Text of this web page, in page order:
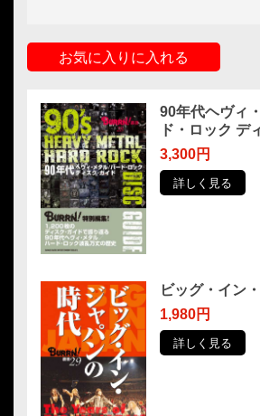
お気に入りに入れる
90年代ヘヴィ
ド・ロック デ
3,300円
詳しく見る
ビッグ・イン
1,980円
詳しく見る